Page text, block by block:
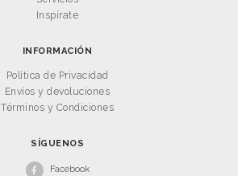
Inspírate
INFORMACIÓN
Política de Privacidad
Envíos y devoluciones
Términos y Condiciones
SÍGUENOS
Facebook